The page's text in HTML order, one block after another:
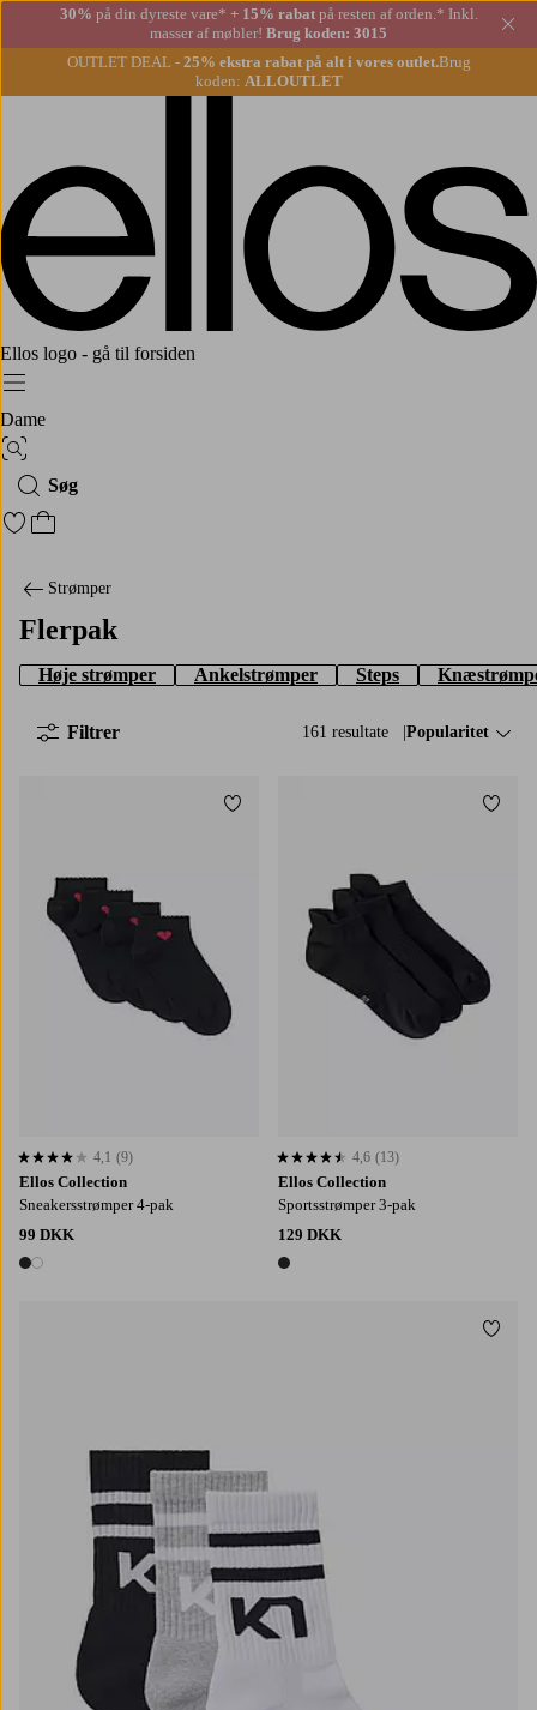
30% på din dyreste vare* + 15% rabatpå resten af orden.* Inkl.
masser af møbler! Brug koden: 3015
OUTLET DEAL - 25% ekstra rabat på alt i vores outlet.Brug
koden: ALLOUTLET
Ellos logo - gå til forsiden
Menu
Dame
Billedsøgning
Søg
Gå til favoritmarkerede produkter
Gå til indkøbskurven
Strømper
Flerpak
Høje strømper Ankelstrømper Steps
161 resultate Sorter efter:
Popularitet
Filtrer
Ellos Collection
Sneakersstrømper 4-pak
99 DKK
2 farver
4,1 baseret på 9 bedømmelser
4,1 (9)
Tilføj til favoritter
Ellos Collection
Sportsstrømper 3-pak
129 DKK
1 farve
4,6 baseret på 13 bedømmelser
4,6 (13)